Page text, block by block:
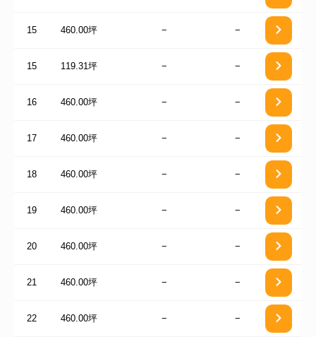
15 460.00坪 − −
15 119.31坪 − −
16 460.00坪 − −
17 460.00坪 − −
18 460.00坪 − −
19 460.00坪 − −
20 460.00坪 − −
21 460.00坪 − −
22 460.00坪 − −